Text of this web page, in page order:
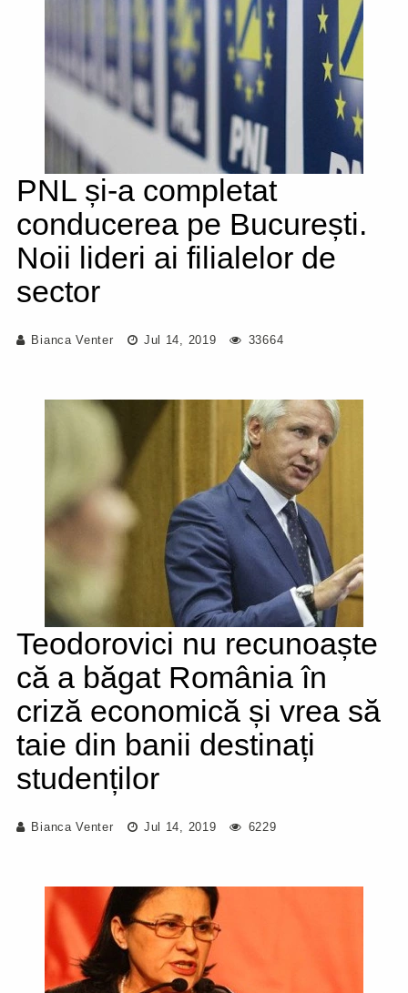
PNL și-a completat
conducerea pe București.
Noii lideri ai filialelor de
sector
Bianca Venter Jul 14, 2019 33664
Teodorovici nu recunoaște
că a băgat România în
criză economică și vrea să
taie din banii destinați
studenților
Bianca Venter Jul 14, 2019 6229